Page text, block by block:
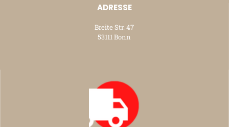
ADRESSE
Breite Str. 47
53111 Bonn